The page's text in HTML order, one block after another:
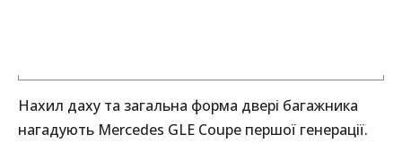
Нахил даху та загальна форма двері багажника
нагадують Mercedes GLE Coupe першої генерації.